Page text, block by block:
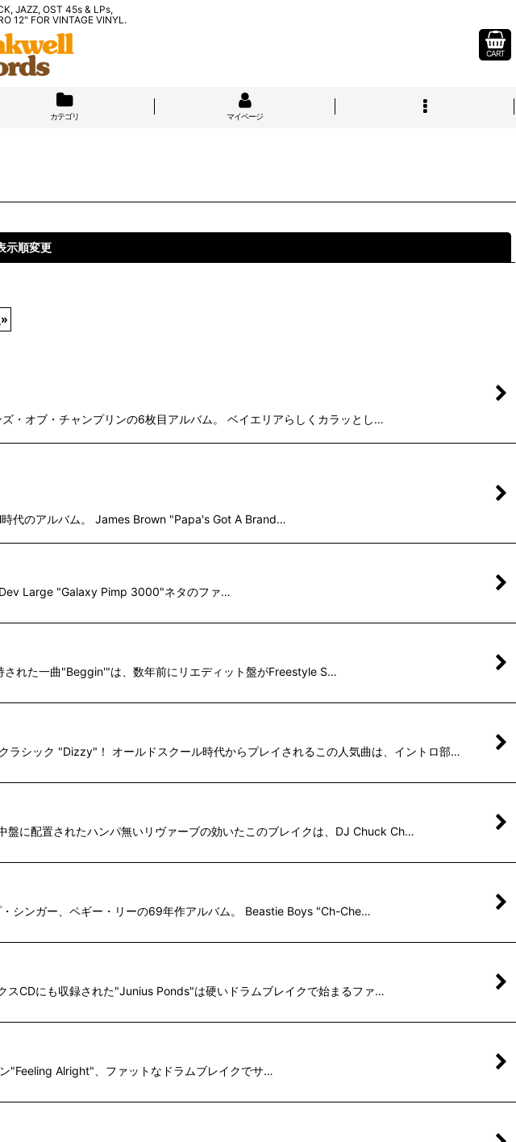
JAZZ, OST 45s & LPs,
12" FOR VINTAGE VINYL.
CART
カテゴリ マイページ
示順変更
»
・オブ・チャンプリンの6枚目アルバム。 ベイエリアらしくカラッとし…
代のアルバム。 James Brown "Papa's Got A Brand…
Large "Galaxy Pimp 3000"ネタのファ…
れた一曲"Beggin'"は、数年前にリエディット盤がFreestyle S…
シック "Dizzy"！ オールドスクール時代からプレイされるこの人気曲は、イントロ部…
に配置されたハンパ無いリヴァーブの効いたこのブレイクは、DJ Chuck Ch…
シンガー、ペギー・リーの69年作アルバム。 Beastie Boys "Ch-Che…
スCDにも収録された"Junius Ponds"は硬いドラムブレイクで始まるファ…
"Feeling Alright"、ファットなドラムブレイクでサ…